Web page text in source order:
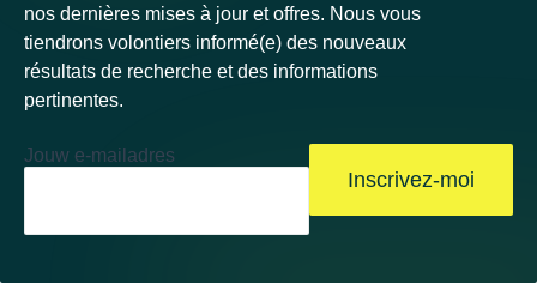
nos dernières mises à jour et offres. Nous vous
tiendrons volontiers informé(e) des nouveaux
résultats de recherche et des informations
pertinentes.
Jouw e-mailadres
Inscrivez-moi